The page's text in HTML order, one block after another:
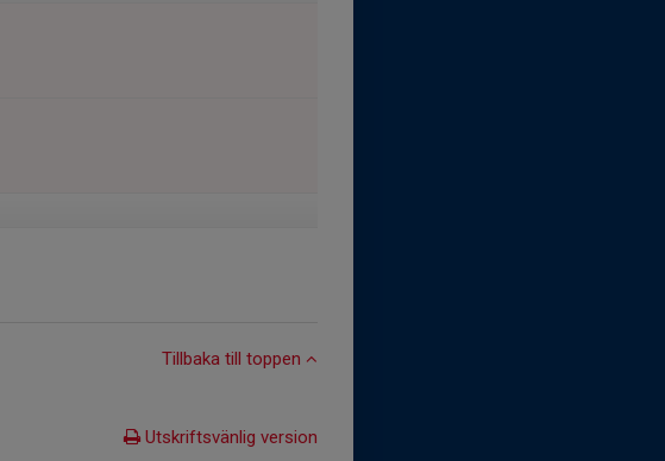
Tillbaka till toppen
Utskriftsvänlig version